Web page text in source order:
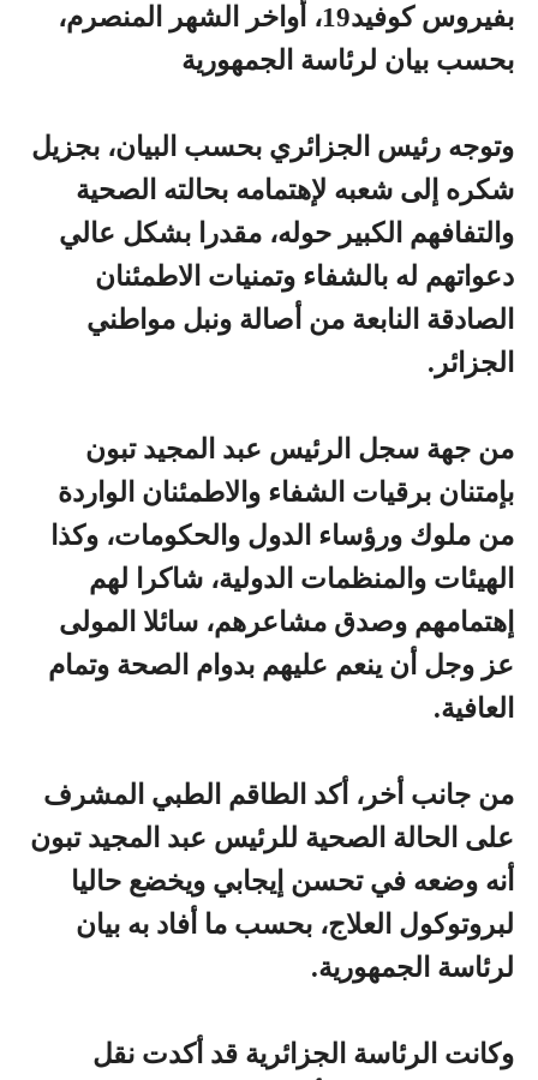
بفيروس كوفيد19، أواخر الشهر المنصرم،
بحسب بيان لرئاسة الجمهورية
وتوجه رئيس الجزائري بحسب البيان، بجزيل
شكره إلى شعبه لإهتمامه بحالته الصحية
والتفافهم الكبير حوله، مقدرا بشكل عالي
دعواتهم له بالشفاء وتمنيات الاطمئنان
الصادقة النابعة من أصالة ونبل مواطني
الجزائر.
من جهة سجل الرئيس عبد المجيد تبون
بإمتنان برقيات الشفاء والاطمئنان الواردة
من ملوك ورؤساء الدول والحكومات، وكذا
الهيئات والمنظمات الدولية، شاكرا لهم
إهتمامهم وصدق مشاعرهم، سائلا المولى
عز وجل أن ينعم عليهم بدوام الصحة وتمام
العافية.
من جانب أخر، أكد الطاقم الطبي المشرف
على الحالة الصحية للرئيس عبد المجيد تبون
أنه وضعه في تحسن إيجابي ويخضع حاليا
لبروتوكول العلاج، بحسب ما أفاد به بيان
لرئاسة الجمهورية.
وكانت الرئاسة الجزائرية قد أكدت نقل